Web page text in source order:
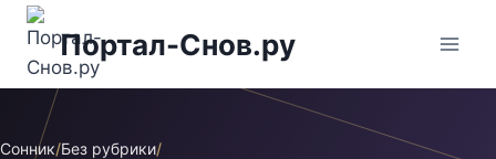
Перейти
содержимому
Портал-Снов.ру
Сонник/Без рубрики/